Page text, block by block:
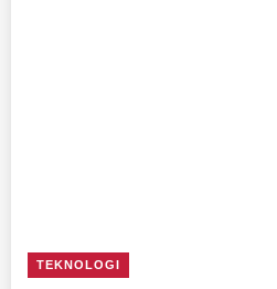
TEKNOLOGI